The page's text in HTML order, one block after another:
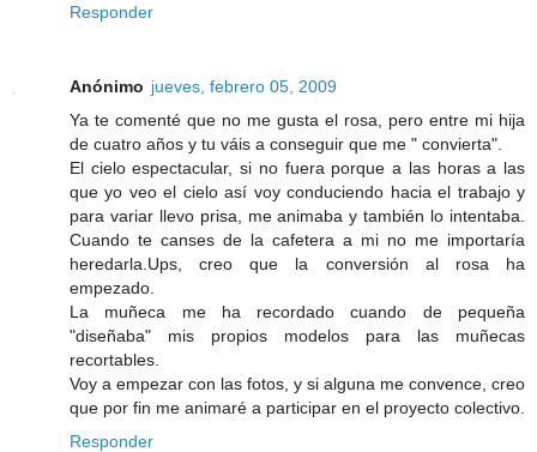
Responder
Anónimo jueves, febrero 05, 2009
Ya te comenté que no me gusta el rosa, pero entre mi hija
de cuatro años y tu váis a conseguir que me " convierta".
El cielo espectacular, si no fuera porque a las horas a las
que yo veo el cielo así voy conduciendo hacia el trabajo y
para variar llevo prisa, me animaba y también lo intentaba.
Cuando te canses de la cafetera a mi no me importaría
heredarla.Ups, creo que la conversión al rosa ha
empezado.
La muñeca me ha recordado cuando de pequeña
"diseñaba" mis propios modelos para las muñecas
recortables.
Voy a empezar con las fotos, y si alguna me convence, creo
que por fin me animaré a participar en el proyecto colectivo.
Responder